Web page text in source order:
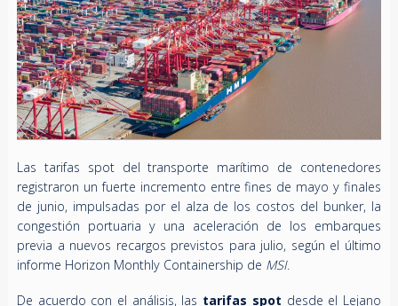
Las tarifas spot del transporte marítimo de contenedores
registraron un fuerte incremento entre fines de mayo y finales
de junio, impulsadas por el alza de los costos del bunker, la
congestión portuaria y una aceleración de los embarques
previa a nuevos recargos previstos para julio, según el último
informe Horizon Monthly Containership de MSI.
De acuerdo con el análisis, las tarifas spot desde el Lejano